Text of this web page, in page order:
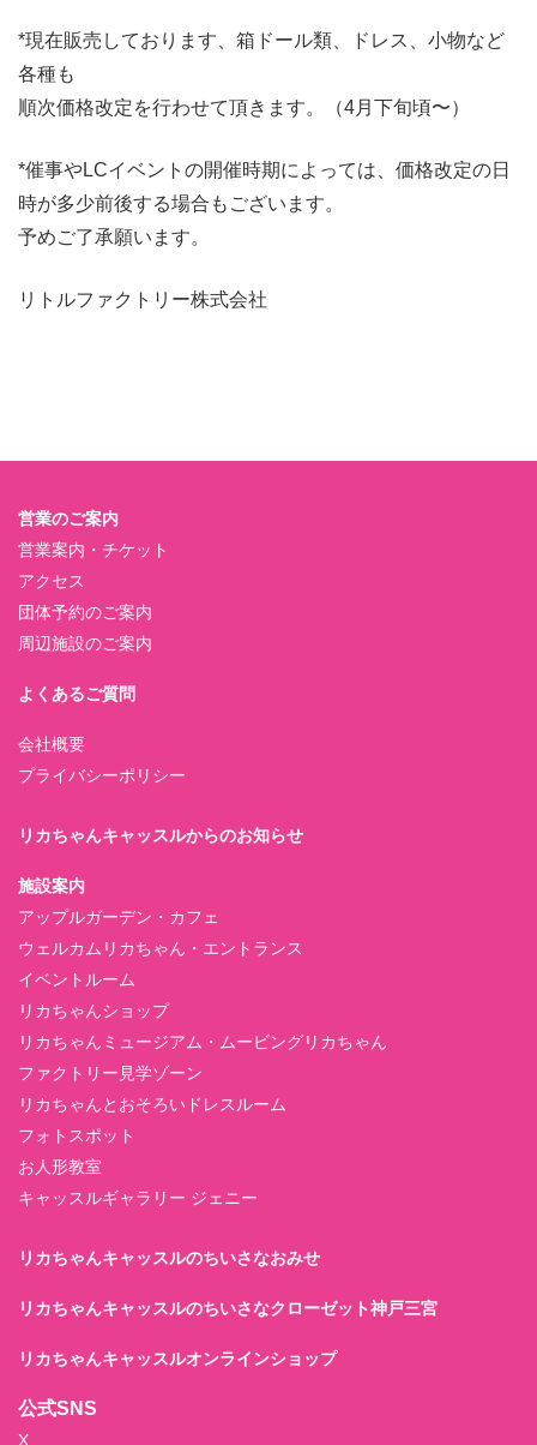
*現在販売しております、箱ドール類、ドレス、小物など
各種も
順次価格改定を行わせて頂きます。（4月下旬頃〜）
*催事やLCイベントの開催時期によっては、価格改定の日
時が多少前後する場合もございます。
予めご了承願います。
リトルファクトリー株式会社
営業のご案内
営業案内・チケット
アクセス
団体予約のご案内
周辺施設のご案内
よくあるご質問
会社概要
プライバシーポリシー
リカちゃんキャッスルからのお知らせ
施設案内
アップルガーデン・カフェ
ウェルカムリカちゃん・エントランス
イベントルーム
リカちゃんショップ
リカちゃんミュージアム・ムービングリカちゃん
ファクトリー見学ゾーン
リカちゃんとおそろいドレスルーム
フォトスポット
お人形教室
キャッスルギャラリー ジェニー
リカちゃんキャッスルのちいさなおみせ
リカちゃんキャッスルのちいさなクローゼット神戸三宮
リカちゃんキャッスルオンラインショップ
公式SNS
X